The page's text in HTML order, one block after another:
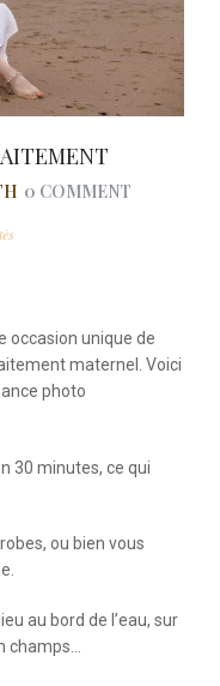
0 COMMENT
occasion unique de
maternel. Voici
photo
30 minutes, ce qui
ou bien vous
au bord de l’eau, sur
champs…